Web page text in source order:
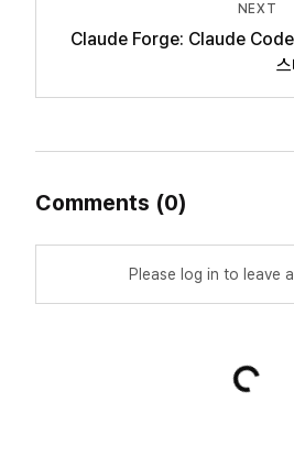
NEXT
Claude Forge: Claude
Comments (0)
Please log in to leave